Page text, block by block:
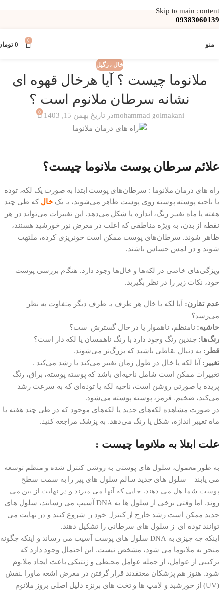
Skip to main content
09383060139
منو
0
0
خال ، زگیل
ملانوما چیست ؟ آیا هرخال قهوه ای
نشانه سرطان ملانوم است ؟
mohammad golmakaniدر تاریخ بهمن 15, 1403 0
علائم سرطان پوست ملانوما چیست؟
راه های درمان ملانوما : سرطان‌های پوست ابتدا به صورت یک لکه، توده
یا ناحیه پوسته پوسته روی پوست ظاهر می‌شوند، یا یک خال که طی چند
هفته یا ماه تغییر رنگ، اندازه یا شکل می‌دهد. این تغییرات می‌تواند در هر
نقطه از بدن، به ویژه مناطقی که اغلب در معرض نور خورشید هستند،
ظاهر شوند. سرطان‌های پوست ممکن است خونریزی کرده، ملتهب
شوند و در لمس حساس باشند.
ویژگی‌های خاصی در لکه‌ها و خال‌ها وجود دارد. هنگام بررسی پوست
خود، نکات زیر را در نظر بگیرید.
عدم تقارن: آیا لکه یا خال هر طرف با طرف دیگر متفاوت به نظر
می‌رسد؟
حاشیه: نامنظم، ناهموار یا در حال گسترش است؟
رنگ‌ها: چندین رنگ وجود دارد یا رنگ ناهمسان یا لکه دار است؟
قطر: به دنبال نقاطی باشید که بزرگ‌تر می‌شوند.
تغییر: آیا لکه یا خال در طول زمان تغییر می‌کند یا رشد می‌کند .
تغییرات ممکن است شامل ناحیه‌ای باشد که پوسته پوسته، براق، رنگ
پریده یا صورتی روشن است، ناحیه لکه یا توده‌ای که به سرعت رشد
می‌کند، ضخیم، قرمز، پوسته پوسته می‌شود.
در صورت مشاهده لکه‌های جدید یا لکه‌های موجود که در طی چند هفته یا
ماه تغییر اندازه، شکل یا رنگ می‌دهد، به پزشک مراجعه کنید.
علت ابتلا به ملانوما چیست :
به طور معمول، سلول های پوستی به روشی کنترل شده و منظم توسعه
می یابند – سلول های جدید سالم سلول های پیر را به سمت سطح
پوست شما هل می دهند، جایی که آنها می میرند و در نهایت از بین می
روند. اما وقتی برخی از سلول ها به DNA آسیب می رسانند، سلول های
جدید ممکن است رشد خارج از کنترل خود را شروع کنند و در نهایت می
توانند توده ای از سلول های سرطانی را تشکیل دهند.
اینکه چه چیزی به DNA سلول های پوست آسیب می رساند و اینکه چگونه
منجر به ملانوما می شود، مشخص نیست. این احتمال وجود دارد که
ترکیبی از عوامل، از جمله عوامل محیطی و ژنتیکی باعث ایجاد ملانوم
شود. هنوز هم پزشکان معتقدند قرار گرفتن در معرض اشعه ماورا بنفش
(UV) از خورشید و لامپ ها و تخت های برنزه دلیل اصلی بروز ملانوم